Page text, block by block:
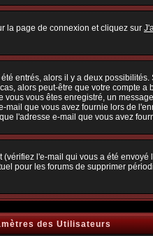
la page de connexion et cliquez sur
entrés, alors il y a deux
alors peut-être que votre compte
vous êtes enregistré, un
que vous avez fournie lors de
l'adresse e-mail que vous avez
l'e-mail qui vous a été
pour les forums de supprimer
des Utilisateurs